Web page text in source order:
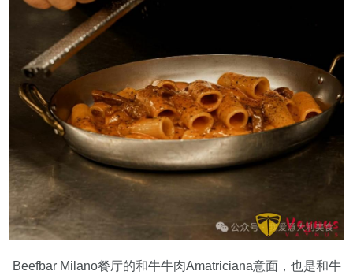
Beefbar Milano餐厅的和牛牛肉Amatriciana意面，也是和牛